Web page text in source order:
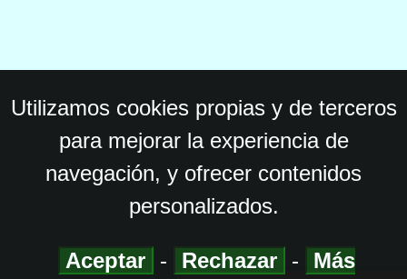
Utilizamos cookies propias y de terceros
para mejorar la experiencia de
navegación, y ofrecer contenidos
personalizados.
Aceptar - Rechazar - Más